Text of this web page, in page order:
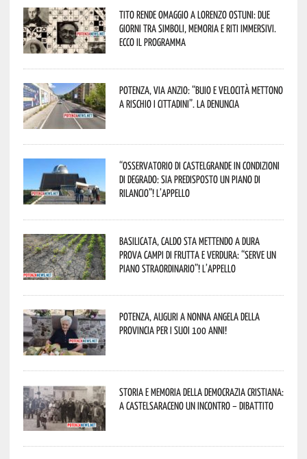
Tito rende omaggio a Lorenzo Ostuni: due
giorni tra simboli, memoria e riti immersivi.
Ecco il programma
Potenza, Via Anzio: “Buio e velocità mettono
a rischio i cittadini”. La denuncia
“Osservatorio di Castelgrande in condizioni
di degrado: sia predisposto un piano di
rilancio”! L’appello
Basilicata, caldo sta mettendo a dura
prova campi di frutta e verdura: “Serve un
piano straordinario”! L’appello
Potenza, auguri a nonna Angela della
provincia per i suoi 100 anni!
Storia e memoria della Democrazia Cristiana:
a Castelsaraceno un incontro – dibattito